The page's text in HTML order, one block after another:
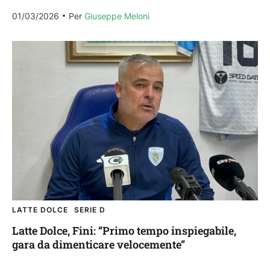
01/03/2026
Per Giuseppe Meloni
LATTE DOLCE SERIE D
Latte Dolce, Fini: “Primo tempo inspiegabile,
gara da dimenticare velocemente”